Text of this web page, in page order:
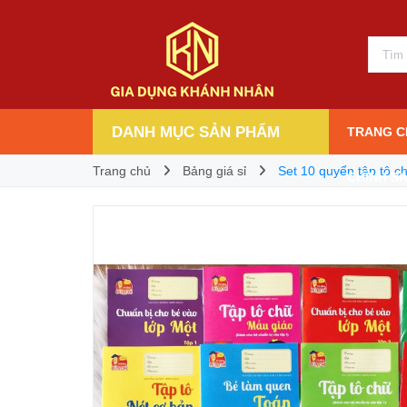
DANH MỤC SẢN PHẨM TRANG
CHÍNH
Trang chủ Bảng giá sỉ Set 10 quyển tập tô
Giá bán: 28.000₫